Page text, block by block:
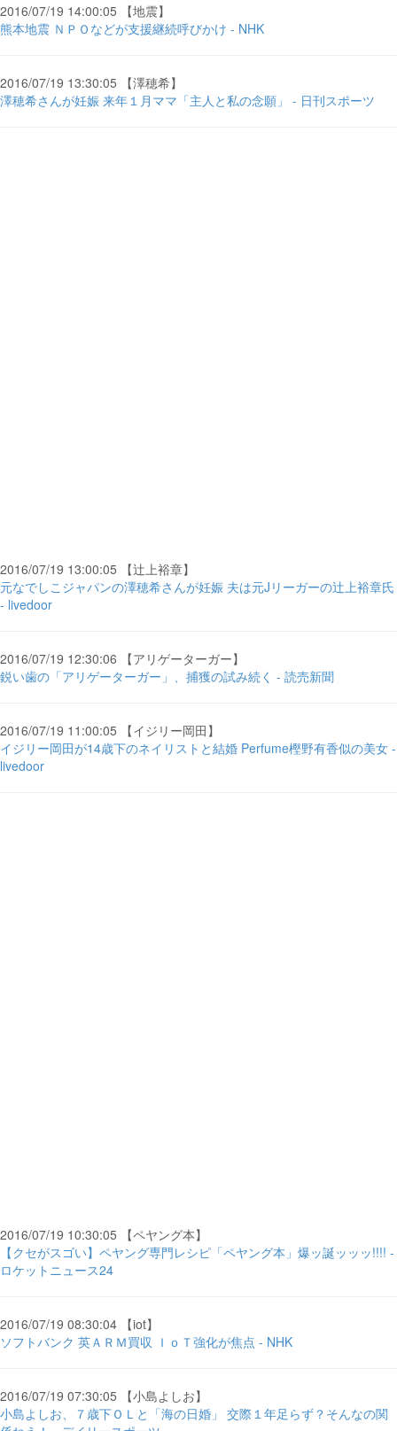
2016/07/19 14:00:05 【地震】
熊本地震 ＮＰＯなどが支援継続呼びかけ - NHK
2016/07/19 13:30:05 【澤穂希】
澤穂希さんが妊娠 来年１月ママ「主人と私の念願」 - 日刊スポーツ
2016/07/19 13:00:05 【辻上裕章】
元なでしこジャパンの澤穂希さんが妊娠 夫は元Jリーガーの辻上裕章氏
- livedoor
2016/07/19 12:30:06 【アリゲーターガー】
鋭い歯の「アリゲーターガー」、捕獲の試み続く - 読売新聞
2016/07/19 11:00:05 【イジリー岡田】
イジリー岡田が14歳下のネイリストと結婚 Perfume樫野有香似の美女 -
livedoor
2016/07/19 10:30:05 【ペヤング本】
【クセがスゴい】ペヤング専門レシピ「ペヤング本」爆ッ誕ッッッ!!!! -
ロケットニュース24
2016/07/19 08:30:04 【iot】
ソフトバンク 英ＡＲＭ買収 ＩｏＴ強化が焦点 - NHK
2016/07/19 07:30:05 【小島よしお】
小島よしお、７歳下ＯＬと「海の日婚」 交際１年足らず？そんなの関